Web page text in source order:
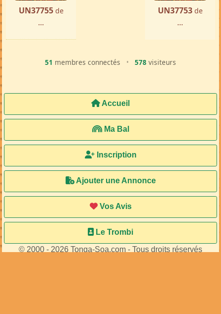
UN37755 de
...
UN37753 de
...
51 membres connectés • 578 visiteurs
Accueil
Ma Bal
Inscription
Ajouter une Annonce
Vos Avis
Le Trombi
© 2000 - 2026 Tonga-Soa.com - Tous droits réservés